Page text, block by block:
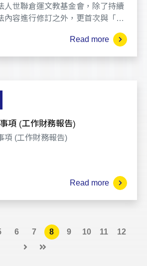
人世聯倉運文教基金會，除了持續
內容進行修訂之外，更首次與「全
學校院師生擴大宣傳推廣活動，提
Read more
項 (工作財務報告)
項 (工作財務報告)
Read more
6 7 8 9 10 11 12